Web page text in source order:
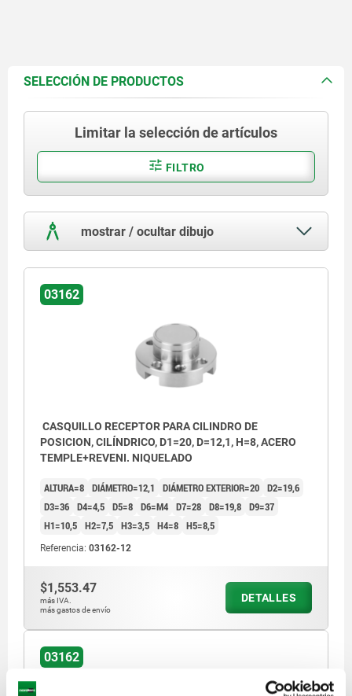
SELECCIÓN DE PRODUCTOS
Limitar la selección de artículos
FILTRO
mostrar / ocultar dibujo
03162
CASQUILLO RECEPTOR PARA CILINDRO DE
POSICION, CILÍNDRICO, D1=20, D=12,1, H=8, ACERO
TEMPLE+REVENI. NIQUELADO
ALTURA=8 DIÁMETRO=12,1 DIÁMETRO EXTERIOR=20 D2=19,6
D3=36 D4=4,5 D5=8 D6=M4 D7=28 D8=19,8 D9=37
H1=10,5 H2=7,5 H3=3,5 H4=8 H5=8,5
Referencia: 03162-12
$1,553.47
más IVA.
más gastos de envío
DETALLES
03162